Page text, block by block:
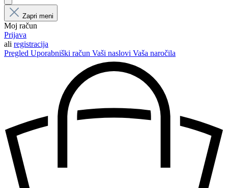
Zapri meni
Moj račun
Prijava
ali registracija
Pregled Uporabniški račun Vaši naslovi Vaša naročila